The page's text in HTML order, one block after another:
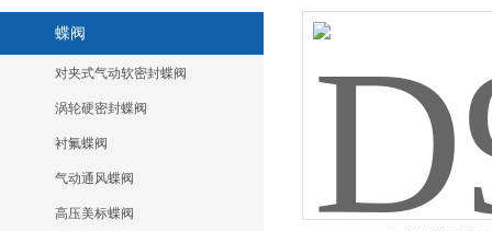
蝶阀
对夹式气动软密封蝶阀
涡轮硬密封蝶阀
衬氟蝶阀
气动通风蝶阀
高压美标蝶阀